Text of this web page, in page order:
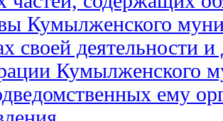
Кумылженского
своей деятельности
Кумылженского
ему